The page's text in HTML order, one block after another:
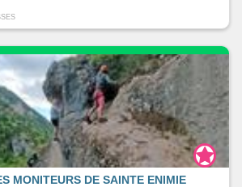
MONITEURS DE SAINTE ENIMIE